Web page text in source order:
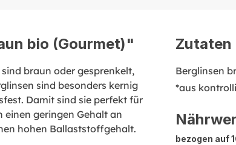
bio (Gourmet)"
braun oder gesprenkelt,
sind besonders kernig
Damit sind sie perfekt für
einen geringen Gehalt an
hohen Ballaststoffgehalt.
Zutaten
Berglinsen
*aus
bezogen auf